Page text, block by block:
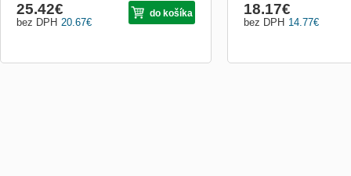
20.67€
bez DPH
25.42€ do košíka
14.77€
bez DPH
18.17€